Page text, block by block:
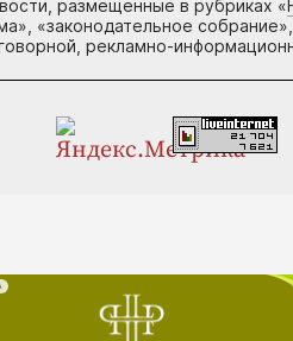
размещенные в рубриках «
«законодательное
рекламно-